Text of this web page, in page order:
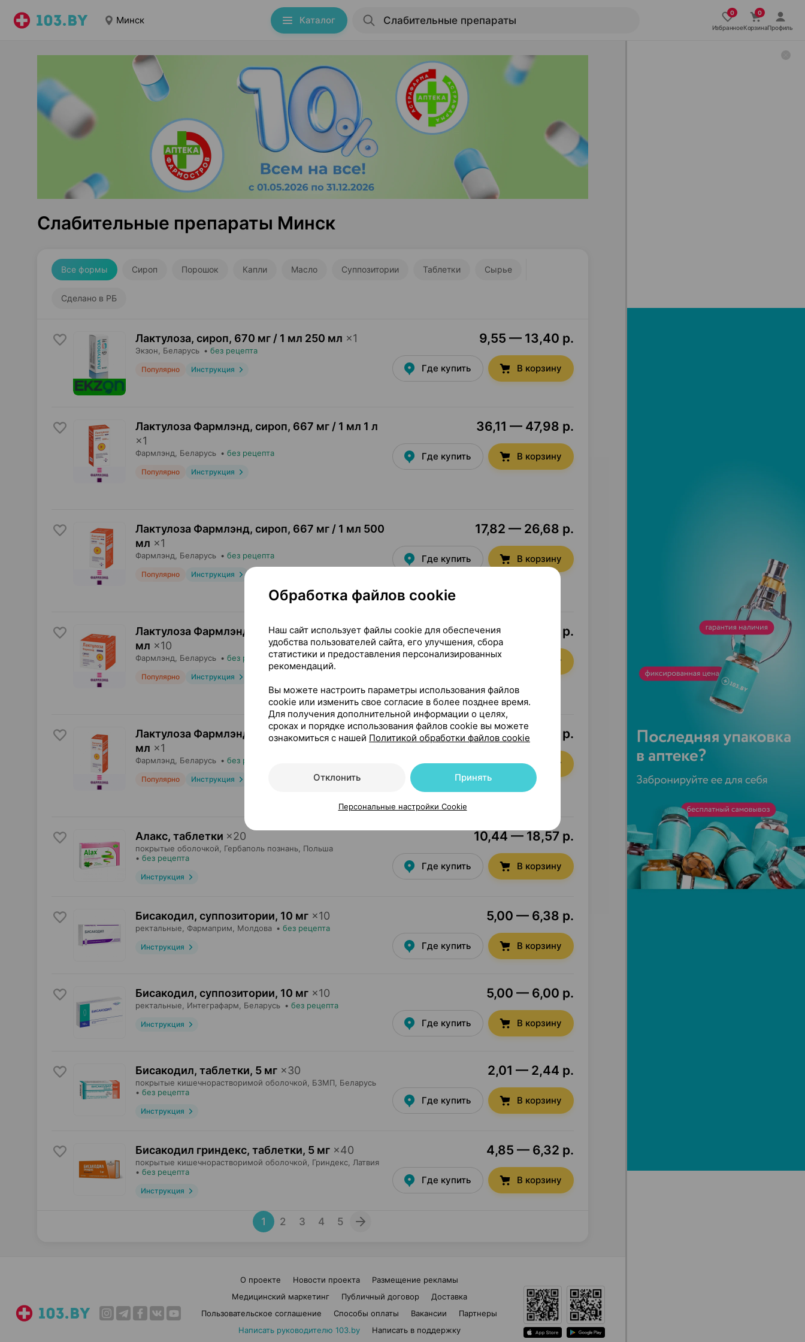
Минск Каталог
ИзбранноеКорзинаПрофиль
Слабительные препараты Минск
Все формы Сироп Порошок Капли Масло Суппозитории Таблетки Сырье
Сделано в РБ
Лактулоза, сироп, 670 мг / 1 мл 250 мл ×1
Экзон , Беларусь • без рецепта
Популярно Инструкция
9,55 — 13,40 р.
Где купить В корзину
Лактулоза Фармлэнд, сироп, 667 мг / 1 мл 1 л
×1
Фармлэнд , Беларусь • без рецепта
Популярно Инструкция
36,11 — 47,98 р.
Где купить В корзину
Лактулоза Фармлэнд, сироп, 667 мг / 1 мл 500
мл ×1
Фармлэнд , Беларусь • без рецепта
Популярно Инструкция
17,82 — 26,68 р.
Где купить В корзину
Лактулоза Фармлэнд, сироп ,667 мг / 1 мл 15
мл ×10
Фармлэнд , Беларусь • без рецепта
Популярно Инструкция
11,19 — 15,69 р.
Где купить В корзину
Лактулоза Фармлэнд, сироп, 667 мг / 1 мл 250
мл ×1
Фармлэнд , Беларусь • без рецепта
Популярно Инструкция
9,90 — 15,80 р.
Где купить В корзину
Алакс, таблетки ×20
покрытые оболочкой, Гербаполь познань , Польша
• без рецепта
Инструкция
10,44 — 18,57 р.
Где купить В корзину
Бисакодил, суппозитории, 10 мг ×10
ректальные, Фармаприм , Молдова • без рецепта
Инструкция
5,00 — 6,38 р.
Где купить В корзину
Бисакодил, суппозитории, 10 мг ×10
ректальные, Интеграфарм , Беларусь • без рецепта
Инструкция
5,00 — 6,00 р.
Где купить В корзину
Бисакодил, таблетки, 5 мг ×30
покрытые кишечнорастворимой оболочкой, БЗМП , Беларусь
• без рецепта
Инструкция
2,01 — 2,44 р.
Где купить В корзину
Бисакодил гриндекс, таблетки, 5 мг ×40
покрытые кишечнорастворимой оболочкой, Гриндекс , Латвия
• без рецепта
Инструкция
4,85 — 6,32 р.
Где купить В корзину
1 2 3 4 5
О проекте Новости проекта
Размещение рекламы
Медицинский маркетинг
Публичный договор
Доставка
Пользовательское соглашение
Способы оплаты Вакансии
Партнеры
Написать руководителю 103.by
Написать в поддержку
Обработка файлов cookie
Наш сайт использует файлы cookie для обеспечения
удобства пользователей сайта, его улучшения, сбора
статистики и предоставления персонализированных
рекомендаций.
Вы можете настроить параметры использования файлов
cookie или изменить свое согласие в более позднее время.
Для получения дополнительной информации о целях,
сроках и порядке использования файлов cookie вы можете
ознакомиться с нашей Политикой обработки файлов cookie
Отклонить Принять
Персональные настройки Cookie